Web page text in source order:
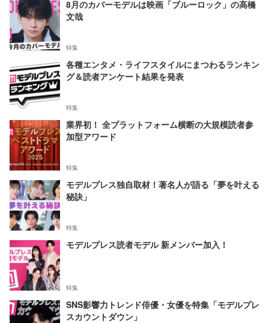
8月のカバーモデルは映画「ブルーロック」の高橋
文哉
特集
各種エンタメ・ライフスタイルにまつわるランキン
グ＆読者アンケート結果を発表
特集
業界初！ 全プラットフォーム横断の大規模読者参
加型アワード
特集
モデルプレス独自取材！著名人が語る「夢を叶える
秘訣」
特集
モデルプレス読者モデル 新メンバー加入！
特集
SNS影響力トレンド俳優・女優を特集「モデルプレ
スカウントダウン」